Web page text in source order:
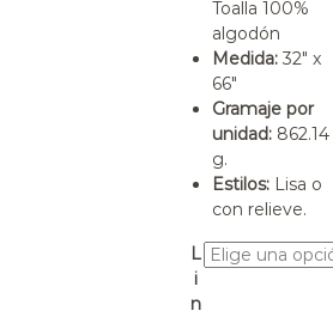
Toalla 100%
algodón
Medida: 32″ x
66″
Gramaje por
unidad: 862.14
g.
Estilos: Lisa o
con relieve.
L
i
n